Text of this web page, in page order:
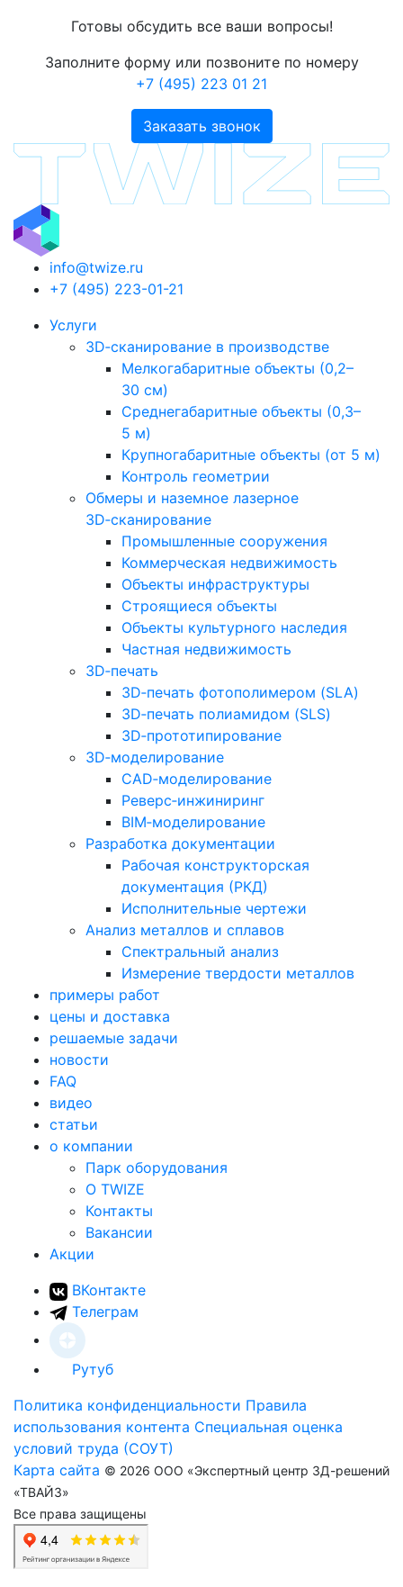
Готовы обсудить все ваши вопросы!
Заполните форму или позвоните по номеру
+7 (495) 223 01 21
Заказать звонок
info@twize.ru
+7 (495) 223-01-21
Услуги
3D‑сканирование в производстве
Мелкогабаритные объекты (0,2–
30 см)
Среднегабаритные объекты (0,3–
5 м)
Крупногабаритные объекты (от 5 м)
Контроль геометрии
Обмеры и наземное лазерное
3D‑сканирование
Промышленные сооружения
Коммерческая недвижимость
Объекты инфраструктуры
Строящиеся объекты
Объекты культурного наследия
Частная недвижимость
3D‑печать
3D‑печать фотополимером (SLA)
3D‑печать полиамидом (SLS)
3D‑прототипирование
3D‑моделирование
CAD‑моделирование
Реверс‑инжиниринг
BIM‑моделирование
Разработка документации
Рабочая конструкторская
документация (РКД)
Исполнительные чертежи
Анализ металлов и сплавов
Спектральный анализ
Измерение твердости металлов
примеры работ
цены и доставка
решаемые задачи
новости
FAQ
видео
статьи
о компании
Парк оборудования
О TWIZE
Контакты
Вакансии
Акции
ВКонтакте
Телеграм
Рутуб
Политика конфиденциальности Правила
использования контента Специальная оценка
условий труда (СОУТ)
Карта сайта © 2026 ООО «Экспертный центр 3Д-решений
«ТВАЙЗ»
Все права защищены